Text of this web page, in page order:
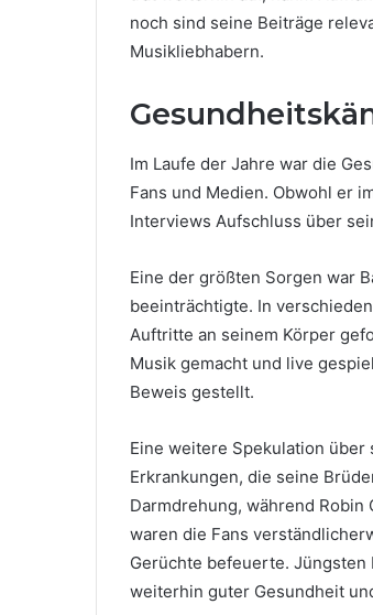
noch sind seine Beiträge
Musikliebhabern.
Im Laufe der Jahre war die
Fans und Medien. Obwohl er
Interviews Aufschluss über
Eine der größten Sorgen war
beeinträchtigte. In
Auftritte an seinem Körper
Musik gemacht und live
Beweis gestellt.
Eine weitere Spekulation
Erkrankungen, die seine
Darmdrehung, während
waren die Fans
Gerüchte befeuerte.
weiterhin guter Gesundheit